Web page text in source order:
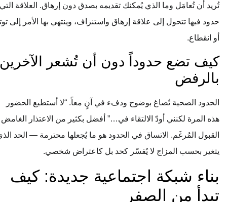
تُريد أن تُعامَل وما الذي يُمكنك تقديمه بصدق دون إرهاق. العلاقة التي لا
حدود فيها تتحول إلى علاقة إرهاق واستنزاف، وينتهي بها الأمر إلى توتر
أو انقطاع.
كيف تضع حدوداً دون أن تُشعر الآخرين
بالرفض
الحدود الصحية تُصاغ بوضوح ودفء في آنٍ معاً. “لا أستطيع الحضور
هذه المرة لكنني أودّ الالتقاء في…” أفضل بكثير من الاعتذار الغامض أو
القبول المُرغَم. الاتساق في الحدود هو ما يُجعلها محترمة — الحد الذي
يتغير بحسب المزاج لا يُفسّر كحد بل كاعتراض شخصي.
بناء شبكة اجتماعية جديدة: كيف
تبدأ من الصفر